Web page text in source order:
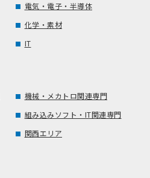
電気・電子・半導体
化学・素材
IT
機械・メカトロ関連専門
組み込みソフト・IT関連専門
関西エリア